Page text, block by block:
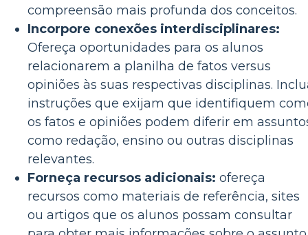
compreensão mais profunda dos conceitos.
Incorpore conexões interdisciplinares:
Ofereça oportunidades para os alunos
relacionarem a planilha de fatos versus
opiniões às suas respectivas disciplinas.
instruções que exijam que identifiquem
os fatos e opiniões podem diferir em
como redação, ensino ou outras disciplinas
relevantes.
Forneça recursos adicionais: ofereça
recursos como materiais de referência, sites
ou artigos que os alunos possam consultar